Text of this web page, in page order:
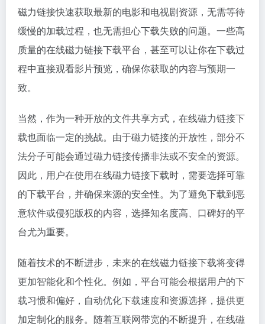
磁力链接快速获取最新的电影和电视剧资源，无需等待
缓慢的加载过程，也无需担心下载失败的问题。一些高
质量的在线磁力链接下载平台，甚至可以让你在下载过
程中直接观看影片预览，确保你获取的内容与预期一
致。
当然，作为一种开放的文件共享方式，在线磁力链接下
载也面临一定的挑战。由于磁力链接的开放性，部分不
法分子可能会通过磁力链接传播非法或不安全的资源。
因此，用户在使用在线磁力链接下载时，需要选择可靠
的下载平台，并确保来源的安全性。为了避免下载到恶
意软件或侵犯版权的内容，选择知名度高、口碑好的平
台尤为重要。
随着技术的不断进步，未来的在线磁力链接下载将变得
更加智能化和个性化。例如，平台可能会根据用户的下
载习惯和偏好，自动优化下载速度和资源选择，提供更
加定制化的服务。随着互联网带宽的不断提升，在线磁